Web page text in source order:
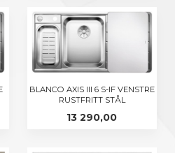
BLANCO AXIS III 6 S-IF VENSTRE
RUSTFRITT STÅL
Pris
13 290,00